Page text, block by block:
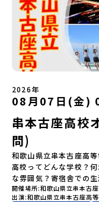
変更はできません。お
注意ください。・宿泊
いただく予定です。・
レルギー対応希望には
要な場合は必ず事前に
なくなった場合につい
ださい。・キャンセル
合、以下のルールに沿
絡日：お支払いいただ
料・20日目-8日目：20
の前日：40％・プログ
加またはプログラム開
どの状況等によって開
は原則、開催日1週間前
に達しなかった場合は
ます。当選者は、メー
内に回答いただき、確
いただきます。当選確
場合は、当選を取り消
った場合は、繰り上げ
ールアドレスの変更を
知メールをお受け取り
「@miratabi.jp」から
します。※結果に関す
ので、ご了承ください
限りです。PC・スマー
変更はできません。お
注意ください。・宿泊
いただく予定です。・
レルギー対応希望には
要な場合は必ず事前に
なで振り返り対話＜3
り返りワークショッ
返り「お土産・昼食
てプログラムを変更す
岩手県八幡平市【実施
確定した方には7月9
ンラインセッション」
14:30 解散【対象】中
らく※1室に複数(同性2
代金】無料※旅行代金に
なります：・宿泊費（2
験費用・一部の食事代*
合場所までの往復交通
個人的費用【募集人数
上決定）【参加者決定
を目途に当落結果をご
(月)12：00 から 6月22
山・海・川がもたらす
も息づく「命の循環」
の伝統産業や、雄大な
の営みの一部として共
は、地域と連携して「
すすめの一つです。生
を提供しています。地
ける活動を行っていま
行う高校生たちと一緒
っている先輩から直接
は、きっと「未来への
んな他にはないスペシ
でアクティビティをし
がら「雄大な自然と生
力に触れ一緒に探求し
グラム内容（予定）＜
2026年
08月07日(金)
串本古座高校
問)
和歌山県立串本古座高
高校ってどんな学校？
な雰囲気？寄宿舎での
方、まずは学校を見て
開催場所 和歌山県立串本古
出演 和歌山県立串本古座高